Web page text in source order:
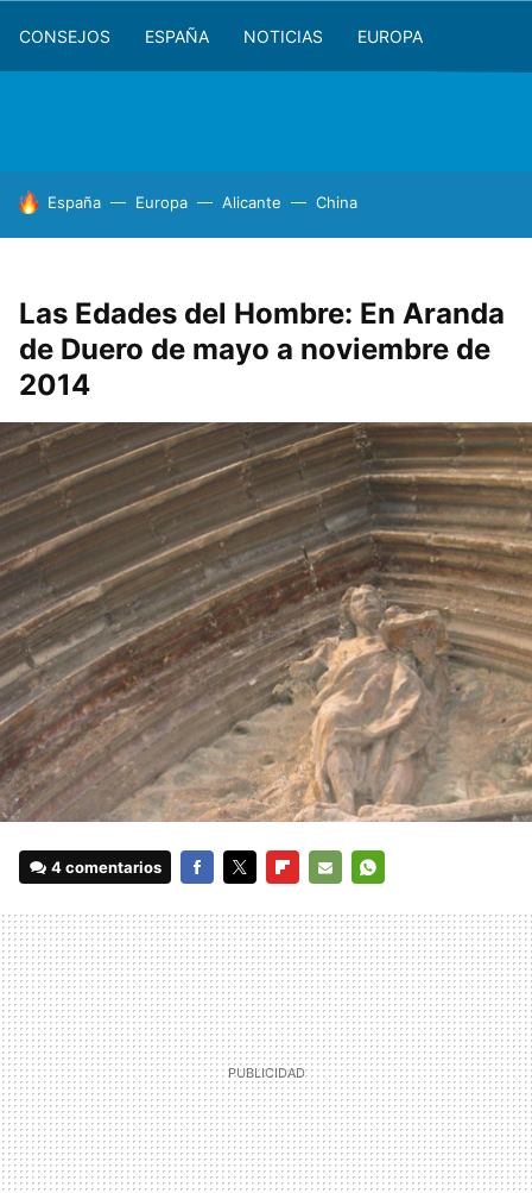
CONSEJOS ESPAÑA NOTICIAS EUROPA
HOY SE HABLA DE
España Europa Alicante China
Las Edades del Hombre: En Aranda
de Duero de mayo a noviembre de
2014
4 comentarios
MAIL